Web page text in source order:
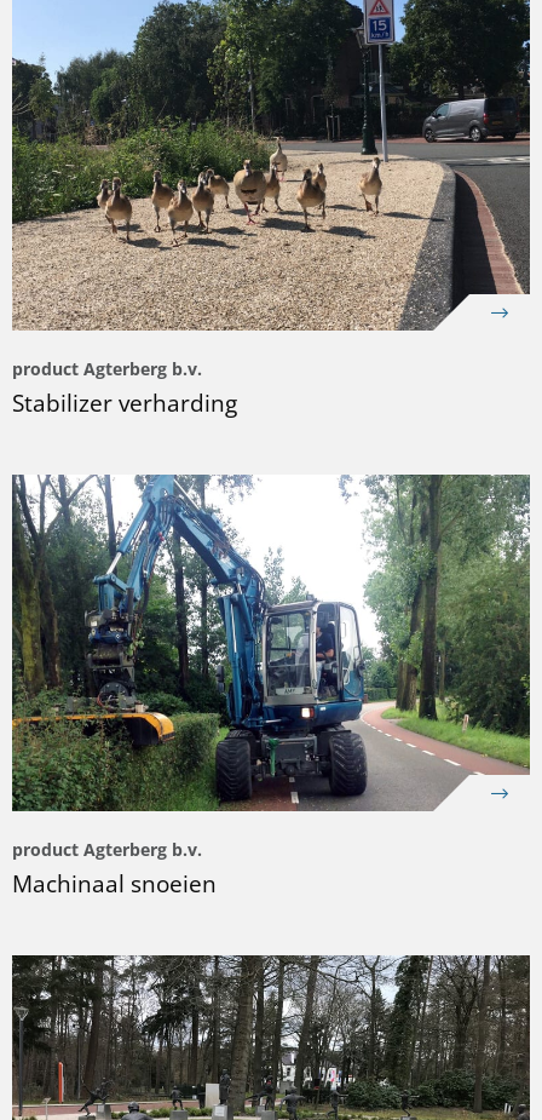
product Agterberg b.v.
Stabilizer verharding
product Agterberg b.v.
Machinaal snoeien